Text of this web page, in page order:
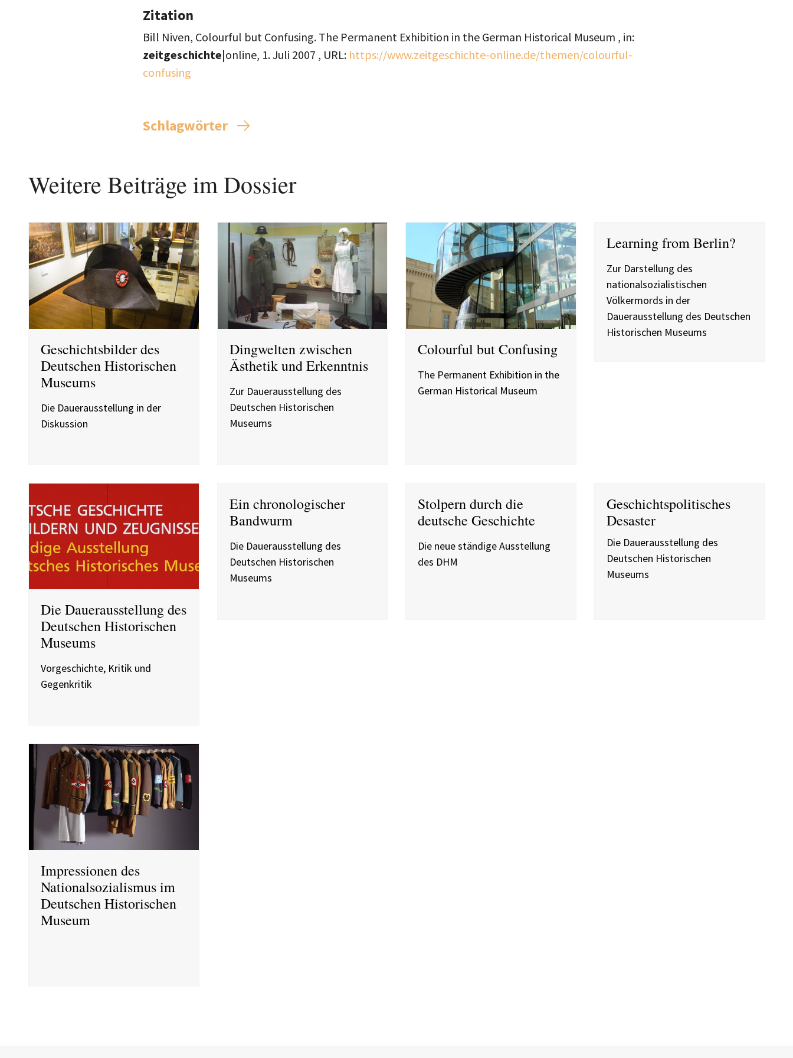
Zitation
Bill Niven, Colourful but Confusing. The Permanent Exhibition in the German Historical Museum , in:
zeitgeschichte|online, 1. Juli 2007 , URL: https://www.zeitgeschichte-online.de/themen/colourful-
confusing
Schlagwörter
Weitere Beiträge im Dossier
Geschichtsbilder des
Deutschen Historischen
Museums
Die Dauerausstellung in der
Diskussion
Dingwelten zwischen
Ästhetik und Erkenntnis
Zur Dauerausstellung des
Deutschen Historischen
Museums
Colourful but Confusing
The Permanent Exhibition in the
German Historical Museum
Learning from Berlin?
Zur Darstellung des
nationalsozialistischen
Völkermords in der
Dauerausstellung des Deutschen
Historischen Museums
Die Dauerausstellung des
Deutschen Historischen
Museums
Vorgeschichte, Kritik und
Gegenkritik
Ein chronologischer
Bandwurm
Die Dauerausstellung des
Deutschen Historischen
Museums
Stolpern durch die
deutsche Geschichte
Die neue ständige Ausstellung
des DHM
Geschichtspolitisches
Desaster
Die Dauerausstellung des
Deutschen Historischen
Museums
Impressionen des
Nationalsozialismus im
Deutschen Historischen
Museum